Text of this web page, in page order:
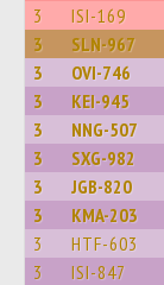
3 ISI-169
3 SLN-967
3 OVI-746
3 KEI-945
3 NNG-507
3 SXG-982
3 JGB-820
3 KMA-203
3 HTF-603
3 ISI-847